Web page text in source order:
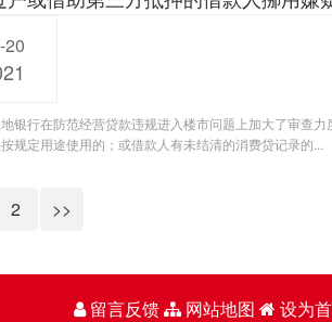
20
银行在防范经营贷款违规进入楼市问题上加大了审查
规定用途使用的；或借款人有未结清的消费贷记录的...
2 >>
留言反馈 网站地图 设为